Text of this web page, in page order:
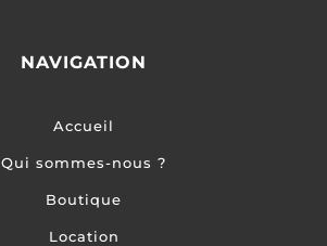
NAVIGATION
Accueil
Qui sommes-nous ?
Boutique
Location